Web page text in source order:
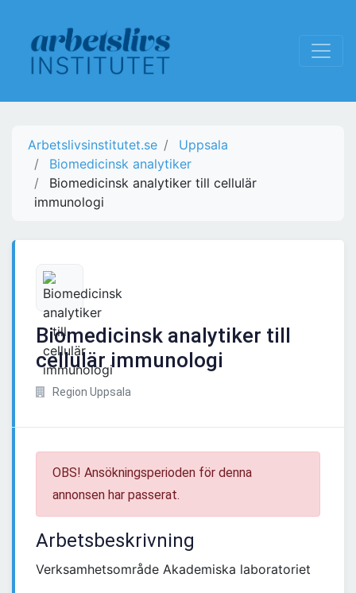
Arbetslivsinstitutet.se
Uppsala
Biomedicinsk analytiker
Biomedicinsk analytiker till cellulär
immunologi
Biomedicinsk analytiker till
cellulär immunologi
Region Uppsala
OBS! Ansökningsperioden för denna
annonsen har passerat.
Arbetsbeskrivning
Verksamhetsområde Akademiska laboratoriet